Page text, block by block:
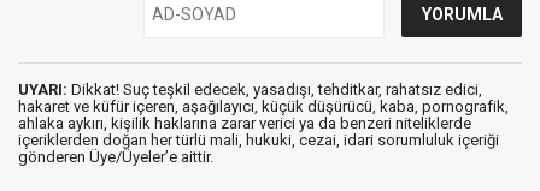
UYARI: Dikkat! Suç teşkil edecek, yasadışı, tehditkar, rahatsız edici,
hakaret ve küfür içeren, aşağılayıcı, küçük düşürücü, kaba, pornografik,
ahlaka aykırı, kişilik haklarına zarar verici ya da benzeri niteliklerde
içeriklerden doğan her türlü mali, hukuki, cezai, idari sorumluluk içeriği
gönderen Üye/Üyeler’e aittir.